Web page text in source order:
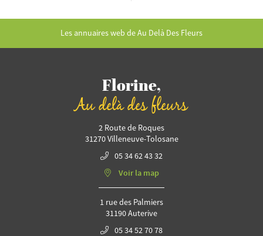
Les annuaires web de Au Delà Des Fleurs
Florine,
Au delà des fleurs
2 Route de Roques
31270 Villeneuve-Tolosane
05 34 62 43 32
Voir la map
1 rue des Palmiers
31190 Auterive
05 34 52 70 78